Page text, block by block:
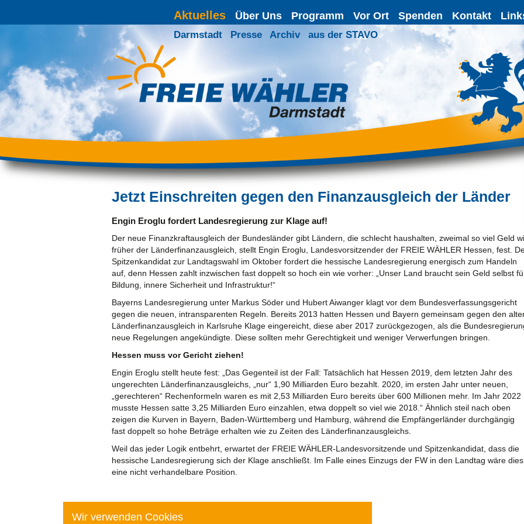
Aktuelles Über Uns Programm Vor Ort Spenden Kontakt
Darmstadt Presse Archiv aus der STAVO
Jetzt Einschreiten gegen den Finanzausgleich der Länder
Engin Eroglu fordert Landesregierung zur Klage auf!
Der neue Finanzkraftausgleich der Bundesländer gibt Ländern, die schlecht haushalten, zweimal so viel Geld
früher der Länderfinanzausgleich, stellt Engin Eroglu, Landesvorsitzender der FREIE WÄHLER Hessen, fest.
Spitzenkandidat zur Landtagswahl im Oktober fordert die hessische Landesregierung energisch zum Handeln
auf, denn Hessen zahlt inzwischen fast doppelt so hoch ein wie vorher: „Unser Land braucht sein Geld selbst
Bildung, innere Sicherheit und Infrastruktur!“
Bayerns Landesregierung unter Markus Söder und Hubert Aiwanger klagt vor dem Bundesverfassungsgericht
gegen die neuen, intransparenten Regeln. Bereits 2013 hatten Hessen und Bayern gemeinsam gegen den
Länderfinanzausgleich in Karlsruhe Klage eingereicht, diese aber 2017 zurückgezogen, als die
neue Regelungen angekündigte. Diese sollten mehr Gerechtigkeit und weniger Verwerfungen bringen.
Hessen muss vor Gericht ziehen!
Engin Eroglu stellt heute fest: „Das Gegenteil ist der Fall: Tatsächlich hat Hessen 2019, dem letzten Jahr des
ungerechten Länderfinanzausgleichs, „nur“ 1,90 Milliarden Euro bezahlt. 2020, im ersten Jahr unter neuen,
„gerechteren“ Rechenformeln waren es mit 2,53 Milliarden Euro bereits über 600 Millionen mehr. Im Jahr 2022
musste Hessen satte 3,25 Milliarden Euro einzahlen, etwa doppelt so viel wie 2018.“ Ähnlich steil nach oben
zeigen die Kurven in Bayern, Baden-Württemberg und Hamburg, während die Empfängerländer durchgängig
fast doppelt so hohe Beträge erhalten wie zu Zeiten des Länderfinanzausgleichs.
Weil das jeder Logik entbehrt, erwartet der FREIE WÄHLER-Landesvorsitzende und Spitzenkandidat, dass die
hessische Landesregierung sich der Klage anschließt. Im Falle eines Einzugs der FW in den Landtag wäre dies
eine nicht verhandelbare Position.
Wir verwenden Cookies